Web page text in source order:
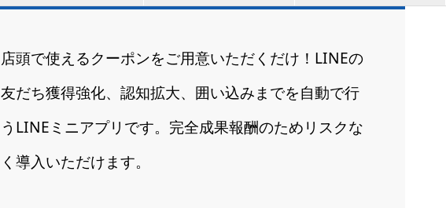
店頭で使えるクーポンをご用意いただくだけ！LINEの
友だち獲得強化、認知拡大、囲い込みまでを自動で行
うLINEミニアプリです。完全成果報酬のためリスクな
く導入いただけます。